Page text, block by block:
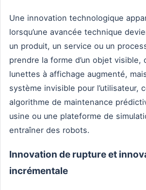
Une innovation technologique
lorsqu’une avancée technique
un produit, un service ou un
prendre la forme d’un objet visible,
lunettes à affichage augmenté,
système invisible pour l’utilisateur,
algorithme de maintenance
usine ou une plateforme de
entraîner des robots.
Innovation de rupture et
incrémentale